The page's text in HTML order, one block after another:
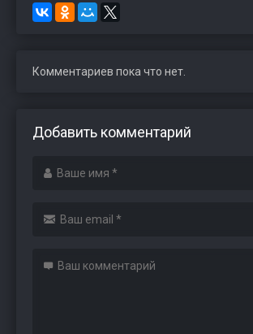
Комментариев пока что нет.
Добавить комментарий